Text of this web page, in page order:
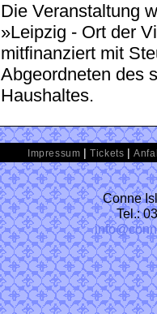
Die Veranstaltung
»Leipzig - Ort der
mitfinanziert mit
Abgeordneten des
Haushaltes.
Impressum |Tickets |
Conne
Tel.: